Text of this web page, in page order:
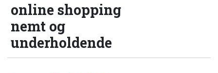
online shopping
nemt og
underholdende